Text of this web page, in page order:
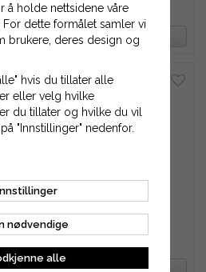
233 kr
OVERVÅK PRODUKT
369 kr
OVERVÅK PRODUKT
å holde nettsidene våre
dette formålet samler vi
brukere, deres design og
hvis du tillater alle
eller velg hvilke
du tillater og hvilke du vil
"Innstillinger" nedenfor.
nødvendige
alle